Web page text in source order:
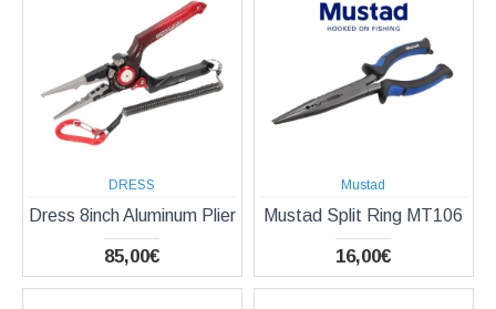
DRESS
Dress 8inch Aluminum Plier
85,00€
Mustad
Mustad Split Ring MT106
16,00€